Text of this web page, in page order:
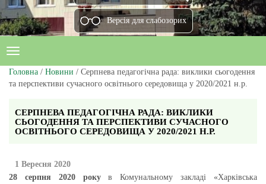
Версiя для слабозорих
Головна / Новини / Серпнева педагогічна рада: виклики сьогодення
та перспективи сучасного освітнього середовища у 2020/2021 н.р.
СЕРПНЕВА ПЕДАГОГІЧНА РАДА: ВИКЛИКИ
СЬОГОДЕННЯ ТА ПЕРСПЕКТИВИ СУЧАСНОГО
ОСВІТНЬОГО СЕРЕДОВИЩА У 2020/2021 Н.Р.
1 Вересня 2020
28 серпня 2020 рокув Комунальному закладі «Харківська